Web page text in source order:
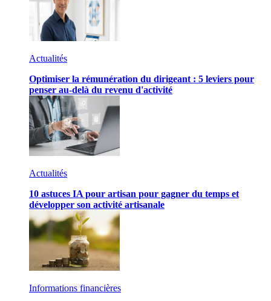
Actualités
Optimiser la rémunération du dirigeant : 5 leviers pour
penser au-delà du revenu d'activité
Actualités
10 astuces IA pour artisan pour gagner du temps et
développer son activité artisanale
Informations financières